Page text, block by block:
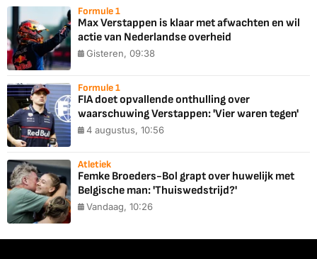
Formule 1
Max Verstappen is klaar met afwachten en wil
actie van Nederlandse overheid
Gisteren, 09:38
Formule 1
FIA doet opvallende onthulling over
waarschuwing Verstappen: 'Vier waren tegen'
4 augustus, 10:56
Atletiek
Femke Broeders-Bol grapt over huwelijk met
Belgische man: 'Thuiswedstrijd?'
Vandaag, 10:26